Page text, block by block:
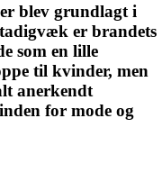
blev grundlagt i
er brandets
som en lille
til kvinder, men
anerkendt
for mode og